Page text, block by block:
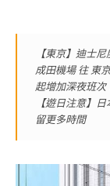
【東京】迪士
成田機場 往 東
起增加深夜班次
【遊日注意】
留更多時間